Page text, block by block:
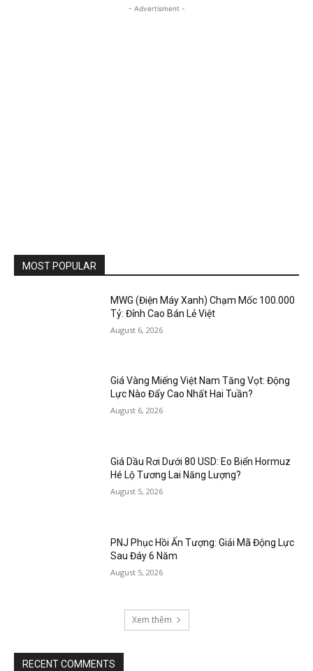
- Advertisment -
MOST POPULAR
MWG (Điện Máy Xanh) Chạm Mốc 100.000
Tỷ: Đỉnh Cao Bán Lẻ Việt
August 6, 2026
Giá Vàng Miếng Việt Nam Tăng Vọt: Động
Lực Nào Đẩy Cao Nhất Hai Tuần?
August 6, 2026
Giá Dầu Rơi Dưới 80 USD: Eo Biển Hormuz
Hé Lộ Tương Lai Năng Lượng?
August 5, 2026
PNJ Phục Hồi Ấn Tượng: Giải Mã Động Lực
Sau Đáy 6 Năm
August 5, 2026
Xem thêm
RECENT COMMENTS